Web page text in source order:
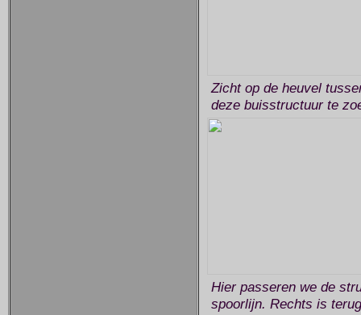
Zicht op de heuvel
deze buisstructuur te
Hier passeren we de
spoorlijn. Rechts is